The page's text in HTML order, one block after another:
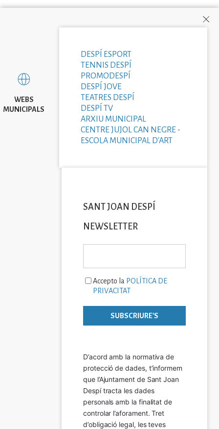
WEBS
MUNICIPALS
DESPÍ ESPORT
TENNIS DESPÍ
PROMODESPÍ
DESPÍ JOVE
TEATRES DESPÍ
DESPÍ TV
ARXIU MUNICIPAL
CENTRE JUJOL CAN NEGRE -
ESCOLA MUNICIPAL D'ART
SANT JOAN DESPÍ
NEWSLETTER
Accepto la POLÍTICA DE
PRIVACITAT
D’acord amb la normativa de
protecció de dades, t’informem
que l’Ajuntament de Sant Joan
Despí tracta les dades
personals amb la finalitat de
controlar l’aforament. Tret
d’obligació legal, les teves